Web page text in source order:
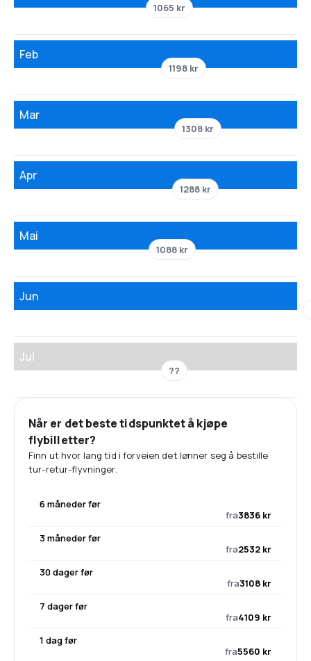
1065 kr
Feb
1198 kr
Mar
1308 kr
Apr
1288 kr
Mai
1088 kr
Jun
Jul
??
Når er det beste tidspunktet å kjøpe
flybilletter?
Finn ut hvor lang tid i forveien det lønner seg å bestille
tur-retur-flyvninger.
6 måneder før
fra3836 kr
3 måneder før
fra2532 kr
30 dager før
fra3108 kr
7 dager før
fra4109 kr
1 dag før
fra5560 kr